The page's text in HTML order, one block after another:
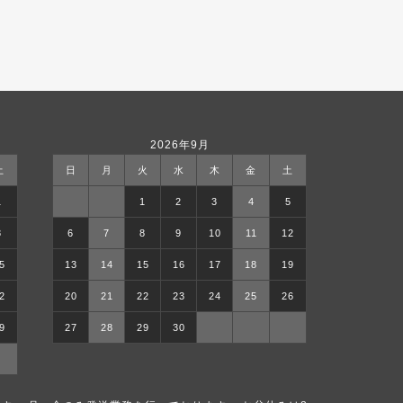
2026年9月
日 月 火 水 木 金 土
1 2 3 4 5
6 7 8 9 10 11 12
13 14 15 16 17 18 19
20 21 22 23 24 25 26
27 28 29 30